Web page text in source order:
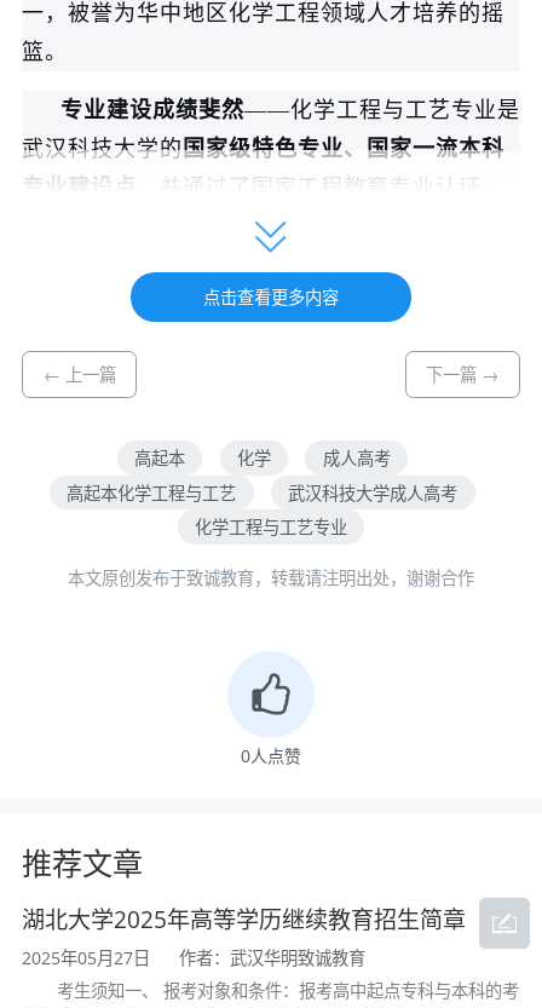
一，被誉为华中地区化学工程领域人才培养的摇
篮。
专业建设成绩斐然——化学工程与工艺专业是
武汉科技大学的国家级特色专业、国家一流本科
专业建设点
，并通过了国家工程教育专业认证，
同时为卓越工程师培养计划专业。化学工程与技
全国第四轮学科评估中进入B档。学院拥有化学工
学科进入ESI全球排名前1%，已形成本科-硕士-博
师资力量雄厚
——学院现有教职工130人，其
中国家级人才计划获得者4人、省级人才30人，教
授与企业高级工程师共同组成，理论教学与工程
——学院建有湖北省重点实验
室、湖北省中试研究基地等3个省级科研平台，承
担国家自然科学基金重点项目、国家科技部“863”
科技进步奖二等奖1项。学生累计获得iGEM国际
金奖等国家级学科竞赛奖项160余项。学院与中科
院山西煤化所、北京煤炭研究院等单位建立了联
合培养博士生机制，产学研协同育人特色鲜明。
点击查看更多内容
← 上一篇 下一篇 →
高起本 化学
成人高考
高起本化学工程与工艺
武汉科技大学成人高考
化学工程与工艺专业
本文原创发布于致诚教育，转载请注明出处，谢谢合作
0人点赞
推荐文章
湖北大学2025年高等学历继续教育招生简章
2025年05月27日
作者：武汉华明致诚教育
考生须知一、 报考对象和条件：报考高中起点专科与本科的考